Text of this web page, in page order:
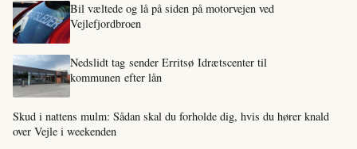
Bil væltede og lå på siden på motorvejen ved
Vejlefjordbroen
Nedslidt tag sender Erritsø Idrætscenter til
kommunen efter lån
Skud i nattens mulm: Sådan skal du forholde dig, hvis du hører knald
over Vejle i weekenden